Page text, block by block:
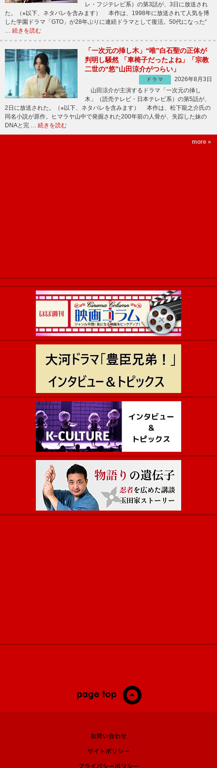
レ・フジテレビ系）の第3話が、3日に放送され
た。（※以下、ネタバレを含みます） 本作は、1998年に放送されて人気を博
した学園ドラマ「GTO」が28年ぶりに連続ドラマとして復活。50代になった“
続きを読む
「一次元の挿し木」“唯”白石聖の正体が
判明し騒然 「車椅子だったよね」「宗教
二世の“悠”山田涼介がつらい」
ドラマ
2026年8月3日
山田涼介が主演するドラマ「一次元の挿し
木」（読売テレビ・日本テレビ系）の第5話が、
2日に放送された。（※以下、ネタバレを含みます） 本作は、松下龍之介氏の
同名小説が原作。ヒマラヤ山中で発掘された200年前の人骨が、失踪した妹の
DNAと完 … 続きを読む
more »